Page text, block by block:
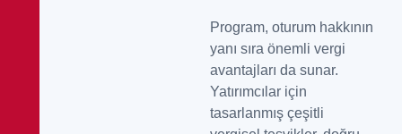
Program, oturum hakkının
yanı sıra önemli vergi
avantajları da sunar.
Yatırımcılar için
tasarlanmış çeşitli